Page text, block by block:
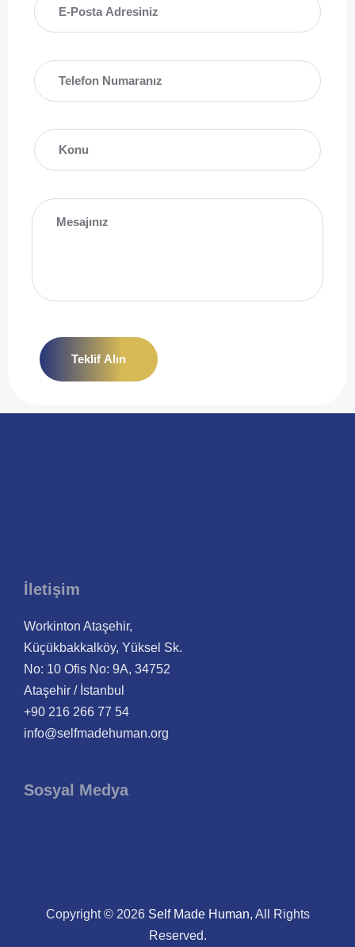
Teklif Alın
İletişim
Workinton Ataşehir,
Küçükbakkalköy, Yüksel Sk.
No: 10 Ofis No: 9A, 34752
Ataşehir / İstanbul
+90 216 266 77 54
info@selfmadehuman.org
Sosyal Medya
Copyright © 2026 Self Made Human, All Rights
Reserved.